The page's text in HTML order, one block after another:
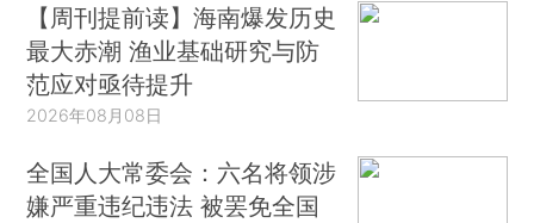
【周刊提前读】海南爆发历史
最大赤潮 渔业基础研究与防
范应对亟待提升
2026年08月08日
全国人大常委会：六名将领涉
嫌严重违纪违法 被罢免全国